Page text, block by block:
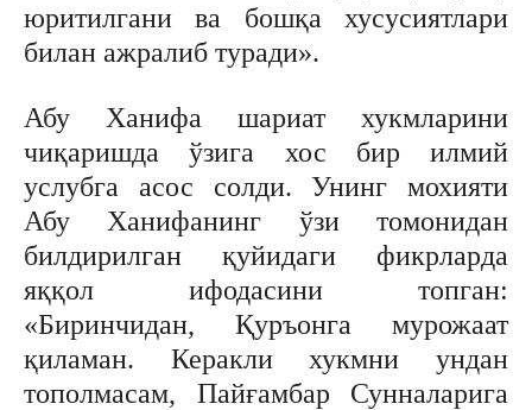
юритилгани ва бошқа хусусиятлари
билан ажралиб туради».
Абу Ханифа шариат хукмларини
чиқаришда ўзига хос бир илмий
услубга асос солди. Унинг мохияти
Абу Ханифанинг ўзи томонидан
билдирилган қуйидаги фикрларда
яққол ифодасини топган:
«Биринчидан, Қуръонга мурожаат
қиламан. Керакли хукмни ундан
тополмасам, Пайғамбар Сунналарига